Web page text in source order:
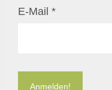
E-Mail *